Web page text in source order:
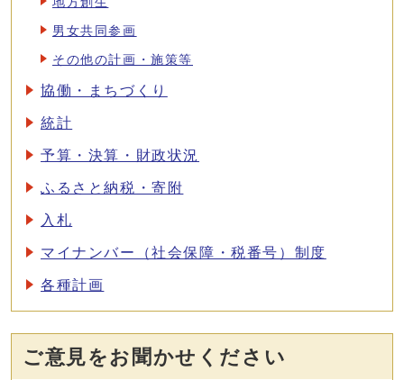
男女共同参画
その他の計画・施策等
協働・まちづくり
統計
予算・決算・財政状況
ふるさと納税・寄附
入札
マイナンバー（社会保障・税番号）制度
各種計画
ご意見をお聞かせください